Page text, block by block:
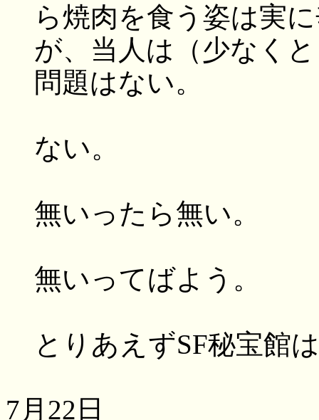
ら焼肉を食う姿は実
が、当人は（少なく
問題はない。
ない。
無いったら無い。
無いってばよう。
とりあえずSF秘宝館
7月22日